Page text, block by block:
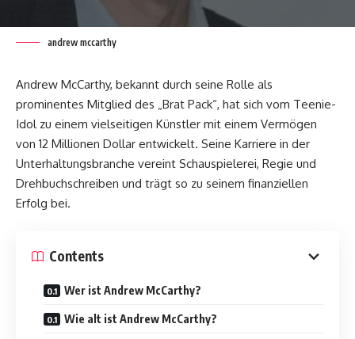
andrew mccarthy
Andrew McCarthy, bekannt durch seine Rolle als
prominentes Mitglied des „Brat Pack“, hat sich vom Teenie-
Idol zu einem vielseitigen Künstler mit einem Vermögen
von 12 Millionen Dollar entwickelt. Seine Karriere in der
Unterhaltungsbranche vereint Schauspielerei, Regie und
Drehbuchschreiben und trägt so zu seinem finanziellen
Erfolg bei.
Contents
Wer ist Andrew McCarthy?
Wie alt ist Andrew McCarthy?